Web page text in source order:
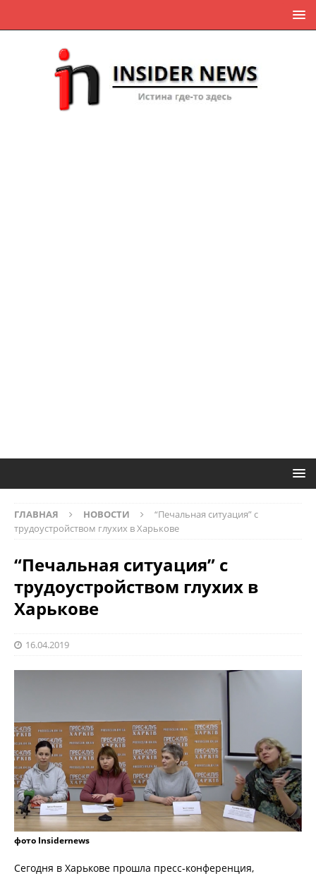
ГЛАВНАЯ НОВОСТИ
“Печальная ситуация” с
трудоустройством глухих в Харькове
“Печальная ситуация” с
трудоустройством глухих в
Харькове
16.04.2019
фото Insidernews
Сегодня в Харькове прошла пресс-конференция,